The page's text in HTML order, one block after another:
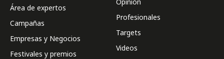
Área de expertos
Campañas
Empresas y Negocios
Festivales y premios
Profesionales
Targets
Videos